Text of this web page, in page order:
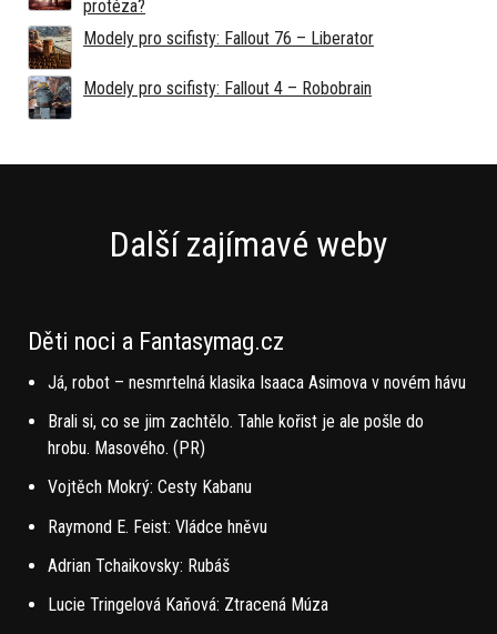
protéza?
Modely pro scifisty: Fallout 76 –⁠ Liberator
Modely pro scifisty: Fallout 4 –⁠ Robobrain
Další zajímavé weby
Děti noci a Fantasymag.cz
Já, robot – nesmrtelná klasika Isaaca Asimova v novém hávu
Brali si, co se jim zachtělo. Tahle kořist je ale pošle do
hrobu. Masového. (PR)
Vojtěch Mokrý: Cesty Kabanu
Raymond E. Feist: Vládce hněvu
Adrian Tchaikovsky: Rubáš
Lucie Tringelová Kaňová: Ztracená Múza